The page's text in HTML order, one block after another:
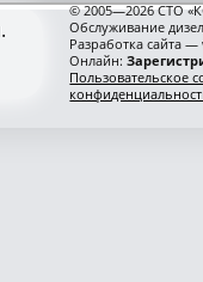
© 2005—2026 СТО
Обслуживание
Разработка сайта
Онлайн:
Пользовательское